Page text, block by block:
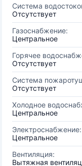
Система
Отсутствует
Газоснабжение:
Центральное
Горячее
Отсутствует
Система
Отсутствует
Холодное
Центральное
Электроснабжение:
Центральное
Вентиляция:
Вытяжная